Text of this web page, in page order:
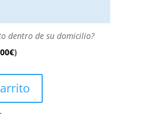
dentro de su domicilio?
€)